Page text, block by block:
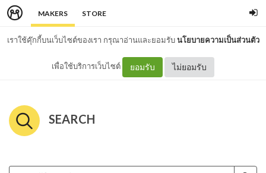
MAKERS STORE
เราใช้คุ๊กกี้บนเว็บไซต์ของเรา กรุณาอ่านและยอมรับนโยบายความเป็นส่วนตัว
เพื่อใช้บริการเว็บไซต์ ยอมรับ ไม่ยอมรับ
SEARCH